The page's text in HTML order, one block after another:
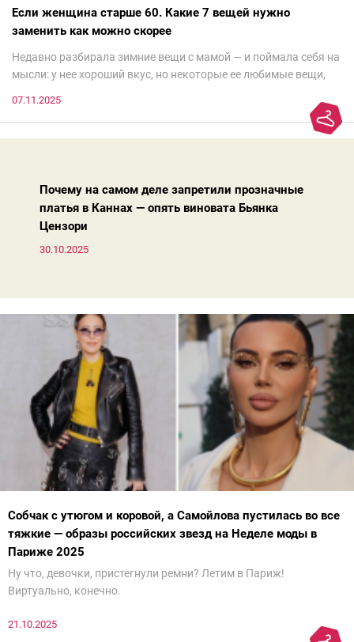
Если женщина старше 60. Какие 7 вещей нужно
заменить как можно скорее
Недавно разбирала зимние вещи с мамой — и поймала себя на
мысли: у нее хороший вкус, но некоторые ее любимые вещи,
моды. Вовсе нет.Проблема в том, что сама мода сделала шаг
07.11.2025
Почему на самом деле запретили прозначные
платья в Каннах — опять виновата Бьянка
Цензори
30.10.2025
Собчак с утюгом и коровой, а Самойлова пустилась во все
тяжкие — образы российских звезд на Неделе моды в
Париже 2025
Ну что, девочки, пристегнули ремни? Летим в Париж!
Виртуально, конечно.
21.10.2025